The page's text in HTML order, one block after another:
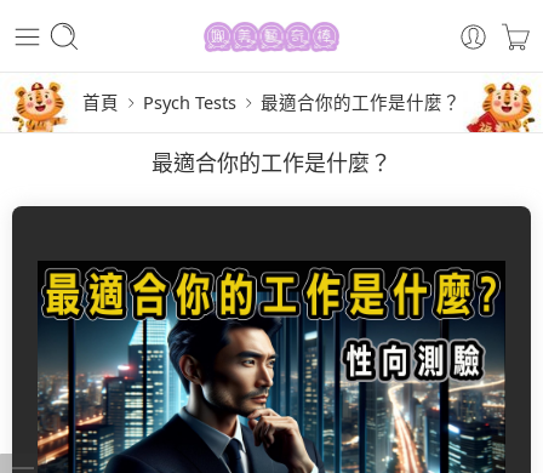
首頁 Psych Tests 最適合你的工作是什麼？
最適合你的工作是什麼？